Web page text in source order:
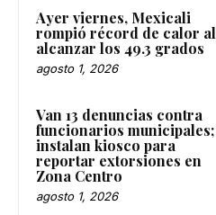
Ayer viernes, Mexicali
rompió récord de calor al
alcanzar los 49.3 grados
agosto 1, 2026
Van 13 denuncias contra
funcionarios municipales;
instalan kiosco para
reportar extorsiones en
Zona Centro
agosto 1, 2026